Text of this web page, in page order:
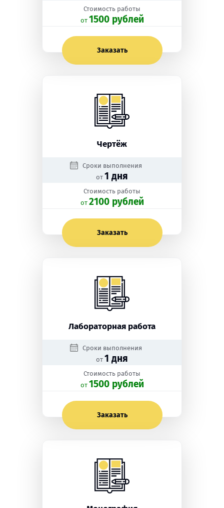
Стоимость работы
oт 1500 рублей
Заказать
Чертёж
Сроки выполнения
от 1 дня
Стоимость работы
oт 2100 рублей
Заказать
Лабораторная работа
Сроки выполнения
от 1 дня
Стоимость работы
oт 1500 рублей
Заказать